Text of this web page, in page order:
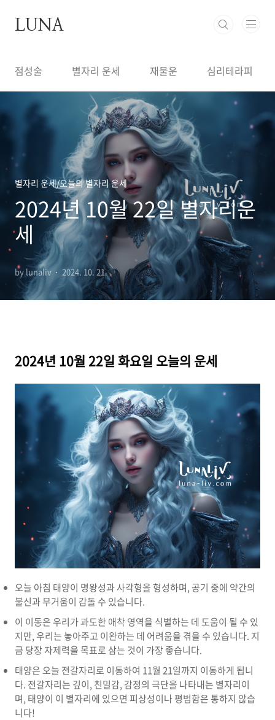
LUNA
점성술 별자리 운세 재물운 심리테라피
별자리 운세/오늘의 별자리 운세
2024년 10월 22일 별자리운
세
by lunaliv 2024. 10. 21.
2024년 10월 22일 화요일 오늘의 운세
오늘 아침 태양이 명왕성과 사각형을 형성하며, 공기 중에 약간의
불신과 무거움이 감돌 수 있습니다.
이 이동은 우리가 과도한 애착 영역을 식별하는 데 도움이 될 수 있
지만, 우리는 놓아주고 이완하는 데 어려움을 겪을 수 있습니다. 지
금 당장 자제력을 목표로 삼는 것이 가장 좋습니다.
태양은 오늘 전갈자리로 이동하여 11월 21일까지 이동하게 됩니
다. 전갈자리는 깊이, 친밀감, 감정의 극단을 나타내는 별자리이
며, 태양이 이 별자리에 있으면 피상성이나 평범함은 통하지 않습
니다!